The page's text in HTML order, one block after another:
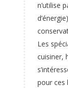
n’utilise
Les
cuisiner,
pour ces